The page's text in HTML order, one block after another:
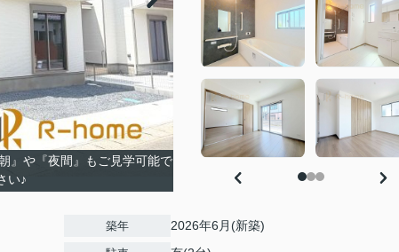
』や『夜間』もご見学可能で
い♪
築年 2026年6月(新築)